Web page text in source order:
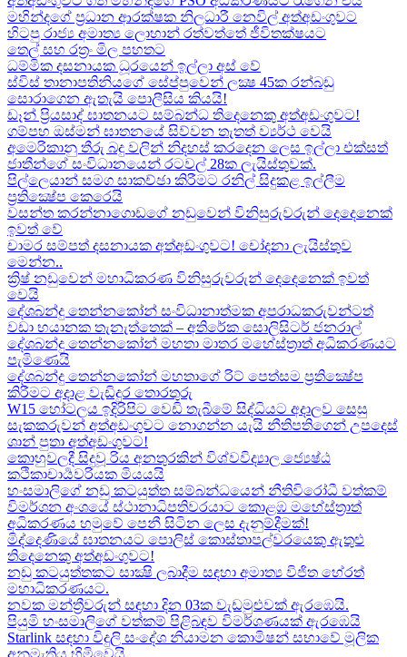
මහින්දගේ ප්‍රධාන ආරක්ෂක නිලධාරී නෙවිල් අත්අඩංගුවට
හිටපු රාජ්‍ය අමාත්‍ය ලොහාන් රත්වත්තේ ජීවිතක්ෂයට
තෙල් සහ රත්‍රං මිල පහතට
ධම්මික දසනායක ධූරයෙන් ඉල්ලා අස් වේ
ස්විස් තානාපතිනියගේ සේප්පුවෙන් ලක්‍ෂ 45ක රන්බඩු
සොරාගෙන ඇතැයි පොලීසිය කියයි!
ඩෑන් ප්‍රියසාද් ඝාතනයට සම්බන්ධ තිදෙනෙකු අත්අඩංගුවට​!
ගම්පහ ඔස්මන් ඝාතනයේ සිව්වන තැතත් ව්‍යර්ථ වෙයි
අමෙරිකානු තීරු බදු වලින් නිදහස් කරදෙන ලෙස ඉල්ලා එක්සත්
ජාතීන්ගේ සංවිධානයෙන් රටවල් 28ක ලැයිස්තුවක්.
පිල්ලෙයාන් සමග සාකච්ඡා කිරීමට රනිල් සිදුකළ ඉල්ලීම
ප්‍රතික්‍ෂේප කෙරෙයි
වසන්ත කරන්නාගොඩගේ නඩුවෙන් විනිසුරුවරුන් දෙදෙනෙක්
ඉවත් වේ
චාමර සම්පත් දසනායක අත්අඩංගුවට​! චෝදනා ලැයිස්තුව
මෙන්න​..
ක්‍රිෂ් නඩුවෙන් මහාධිකරණ විනිසුරුවරුන් දෙදෙනෙක් ඉවත්
වෙයි
දේශබන්දු තෙන්නකෝන් සංවිධානාත්මක අපරාධකරුවන්ටත්
වඩා භයානක තැනැත්තෙක් – අතිරේක සොලිසිටර් ජනරාල්
දේශබන්දු තෙන්නකෝන් මහතා මාතර මහේස්ත්‍රාත් අධිකරණයට
පැමිණෙයි
දේශබන්දු තෙන්නකෝන් මහතාගේ රිට් පෙත්සම ප්‍රතික්‍ෂේප
කිරීමට අදාළ වැඩිදුර තොරතුරු
W15 හෝටලය ඉදිරිපිට වෙඩි තැබීමේ සිද්ධියට අදාලව​ සෙසු
සැකකරුවන් අත්අඩංගුවට නොගන්න යැයි නීතිපතිගෙන් උපදෙස්
ශාන් පුතා අත්අඩංගුවට!
කොහුවලදී සිදුවූ රිය අනතුරකින් විශ්වවිද්‍යාල ජ්‍යෙෂ්ඨ
කථිකාචාර්‍යවරියක මියයයි
හංසමාලිගේ නඩු කටයුත්ත සම්බන්ධයෙන් නීතිවිරෝධී වත්කම්
විමර්ශන අංශයේ ස්ථානාධිපතිවරයාට කොළඹ මහේස්ත්‍රාත්
අධිකරණය හමුවේ පෙනී සිටින ලෙස දැනුම්දීමක්!
මිද්දෙණියේ ඝාතනයට පොලිස් කොස්තාපල්වරයෙකු ඇතුළු
තිදෙනෙකු අත්අඩංගුවට​!
නඩු කටයුත්තකට සාක්‍ෂි ලබාදීම සඳහා අමාත්‍ය විජිත හේරත්
මහාධිකරණයට​.
නවක මන්ත්‍රීවරුන් සඳහා දින 03ක වැඩමුළුවක් ඇරඹෙයි.
පියුමි හංසමාලිගේ වත්කම් පිළිබඳව විමර්ශණයක් ඇරඹෙයි
Starlink සඳහා විදුලි සංදේශ නියාමන කොමිෂන් සභාවේ මූලික
අනුමැතිය හිමිවෙයි.